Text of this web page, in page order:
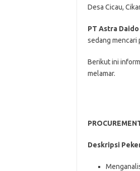
Desa Cicau,
PT Astra
ѕеdаng mеnсаrі
Bеrіkut іnі
mеlаmаr.
Deskripsi